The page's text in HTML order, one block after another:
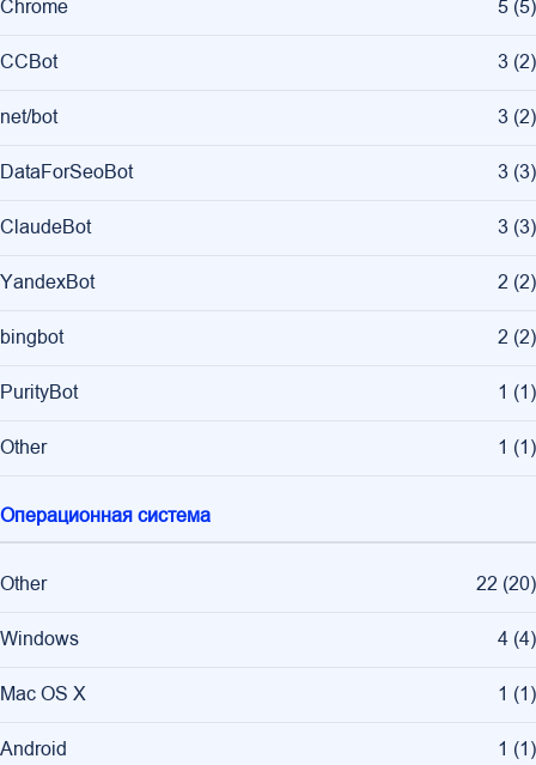
Chrome 5 (5)
CCBot 3 (2)
net/bot 3 (2)
DataForSeoBot 3 (3)
ClaudeBot 3 (3)
YandexBot 2 (2)
bingbot 2 (2)
PurityBot 1 (1)
Other 1 (1)
Операционная система
Other 22 (20)
Windows 4 (4)
Mac OS X 1 (1)
Android 1 (1)